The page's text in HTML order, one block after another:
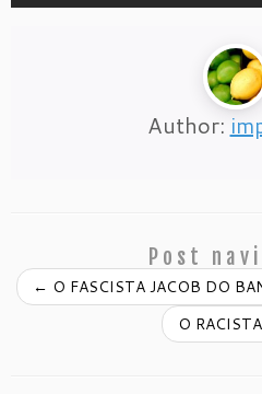
Author:
Post
← O FASCISTA JACOB DO
O